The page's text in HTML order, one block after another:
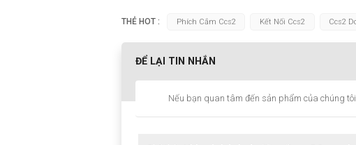
THẺ HOT : Phích Cắm Ccs2 Kết Nối Ccs2 Ccs2
ĐỂ LẠI TIN NHẮN
Nếu bạn quan tâm đến sản phẩm của chúng